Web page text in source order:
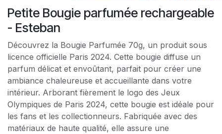
Petite Bougie parfumée rechargeable
- Esteban
Découvrez la Bougie Parfumée 70g, un produit sous
licence officielle Paris 2024. Cette bougie diffuse un
parfum délicat et envoûtant, parfait pour créer une
ambiance chaleureuse et accueillante dans votre
intérieur. Arborant fièrement le logo des Jeux
Olympiques de Paris 2024, cette bougie est idéale pour
les fans et les collectionneurs. Fabriquée avec des
matériaux de haute qualité, elle assure une